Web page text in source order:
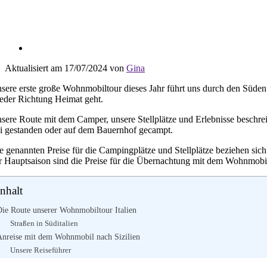
Aktualisiert am 17/07/2024 von Gina
erste große Wohnmobiltour dieses Jahr führt uns durch den
Richtung Heimat geht.
Route mit dem Camper, unsere Stellplätze und Erlebnisse
gestanden oder auf dem Bauernhof gecampt.
genannten Preise für die Campingplätze und Stellplätze beziehen
Hauptsaison sind die Preise für die Übernachtung mit dem
Route unserer Wohnmobiltour Italien
Straßen in Süditalien
mit dem Wohnmobil nach Sizilien
Unsere Reiseführer